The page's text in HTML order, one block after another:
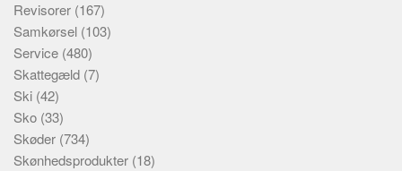
Revisorer (167)
Samkørsel (103)
Service (480)
Skattegæld (7)
Ski (42)
Sko (33)
Skøder (734)
Skønhedsprodukter (18)